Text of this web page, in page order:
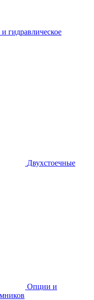
гидравлическое
Двухстоечные
Опции и